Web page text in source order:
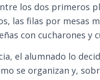
los dos primeros
las filas por mesas
con cucharones y
el alumnado lo
se organizan y,